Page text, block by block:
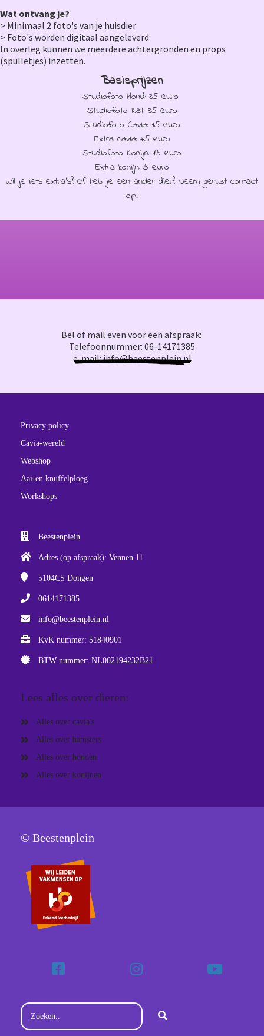
Wat ontvang je?
> Minimaal 2 foto's van je huisdier
> Foto's worden digitaal aangeleverd
In overleg kunnen we meerdere achtergronden en props
(spulletjes) inzetten.
Basisprijzen
Studiofoto Hond: 35 euro
Studiofoto Kat: 35 euro
Studiofoto Cavia: 15 euro
Extra cavia: +5 euro
Studiofoto Konijn: 15 euro
Extra konijn: 5 euro
Wil je iets extra's? Of heb je een ander dier? Neem gerust contact
op!
Bel of mail even voor een afspraak:
Telefoonnummer: 06-14171385
e-mail: info@beestenplein.nl
Privacy policy
Cavia-wereld
Webshop
Aai-en knuffelploeg
Workshops
Beestenplein
Adres (op afspraak): Vennen 11
5104CS Dongen
0614171385
info@beestenplein.nl
KvK nummer: 51840901
BTW nummer: NL002194232B21
Lees alles over dieren:
Alles over cavia's
Alles over hamsters
Alles over honden
Alles over konijnen
© Beestenplein